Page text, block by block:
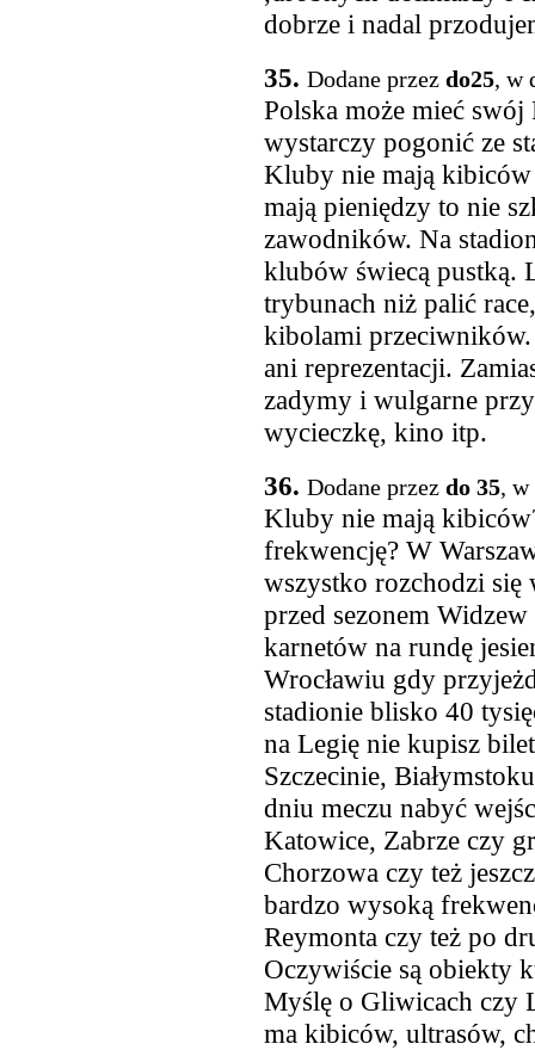
dobrze i nadal
35. Dodane przez do25, w
Polska może mieć swój
wystarczy pogonić ze
Kluby nie mają
mają pieniędzy to nie
zawodników. Na
klubów świecą pustką.
trybunach niż palić
kibolami
ani reprezentacji.
zadymy i wulgarne
wycieczkę, kino itp.
36. Dodane przez do 35, w
Kluby nie mają
frekwencję? W
wszystko rozchodzi się
przed sezonem
karnetów na rundę
Wrocławiu gdy
stadionie blisko 40
na Legię nie kupisz
Szczecinie,
dniu meczu nabyć
Katowice, Zabrze czy
Chorzowa czy też
bardzo wysoką
Reymonta czy też po
Oczywiście są obiekty
Myślę o Gliwicach czy
ma kibiców, ultrasów,